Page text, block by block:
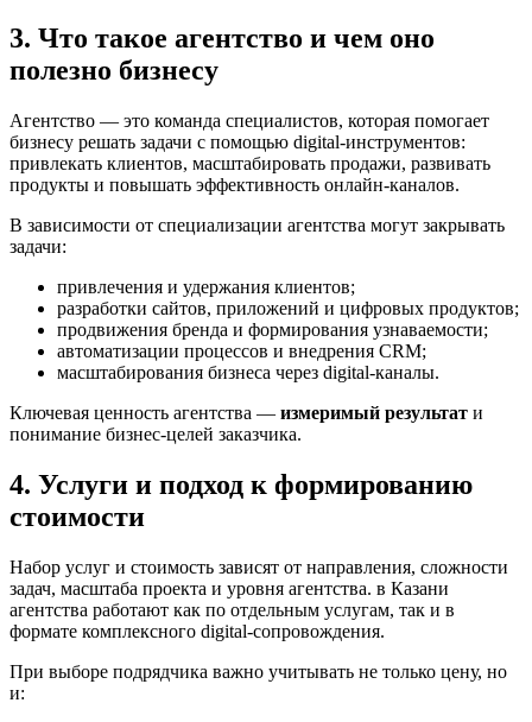
3. Что такое агентство и чем оно
полезно бизнесу
Агентство — это команда специалистов, которая помогает
бизнесу решать задачи с помощью digital-инструментов:
привлекать клиентов, масштабировать продажи, развивать
продукты и повышать эффективность онлайн-каналов.
В зависимости от специализации агентства могут закрывать
задачи:
привлечения и удержания клиентов;
разработки сайтов, приложений и цифровых продуктов;
продвижения бренда и формирования узнаваемости;
автоматизации процессов и внедрения CRM;
масштабирования бизнеса через digital-каналы.
Ключевая ценность агентства — измеримый результат и
понимание бизнес-целей заказчика.
4. Услуги и подход к формированию
стоимости
Набор услуг и стоимость зависят от направления, сложности
задач, масштаба проекта и уровня агентства. в Казани
агентства работают как по отдельным услугам, так и в
формате комплексного digital-сопровождения.
При выборе подрядчика важно учитывать не только цену, но
и: